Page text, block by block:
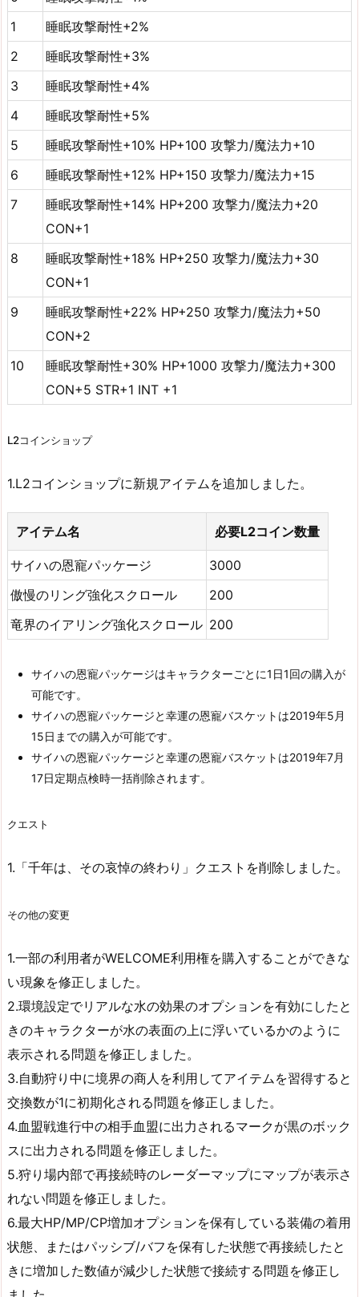
1
睡眠攻撃耐性+2%
2
睡眠攻撃耐性+3%
3
睡眠攻撃耐性+4%
4
睡眠攻撃耐性+5%
5
睡眠攻撃耐性+10% HP+100 攻撃力/魔法力+10
6
睡眠攻撃耐性+12% HP+150 攻撃力/魔法力+15
7
睡眠攻撃耐性+14% HP+200 攻撃力/魔法力+20
CON+1
8
睡眠攻撃耐性+18% HP+250 攻撃力/魔法力+30
CON+1
9
睡眠攻撃耐性+22% HP+250 攻撃力/魔法力+50
CON+2
10
睡眠攻撃耐性+30% HP+1000 攻撃力/魔法力+300
CON+5 STR+1 INT +1
L2コインショップ
1.L2コインショップに新規アイテムを追加しました。
アイテム名 必要L2コイン数量
サイハの恩寵パッケージ
3000
傲慢のリング強化スクロール
200
竜界のイアリング強化スクロール 200
サイハの恩寵パッケージはキャラクターごとに1日1回の購入が
可能です。
サイハの恩寵パッケージと幸運の恩寵バスケットは2019年5月
15日までの購入が可能です。
サイハの恩寵パッケージと幸運の恩寵バスケットは2019年7月
17日定期点検時一括削除されます。
クエスト
1.「千年は、その哀悼の終わり」クエストを削除しました。
その他の変更
1.一部の利用者がWELCOME利用権を購入することができな
い現象を修正しました。
2.環境設定でリアルな水の効果のオプションを有効にしたと
きのキャラクターが水の表面の上に浮いているかのように
表示される問題を修正しました。
3.自動狩り中に境界の商人を利用してアイテムを習得すると
交換数が1に初期化される問題を修正しました。
4.血盟戦進行中の相手血盟に出力されるマークが黒のボック
スに出力される問題を修正しました。
5.狩り場内部で再接続時のレーダーマップにマップが表示さ
れない問題を修正しました。
6.最大HP/MP/CP増加オプションを保有している装備の着用
状態、またはパッシブ/バフを保有した状態で再接続したと
きに増加した数値が減少した状態で接続する問題を修正し